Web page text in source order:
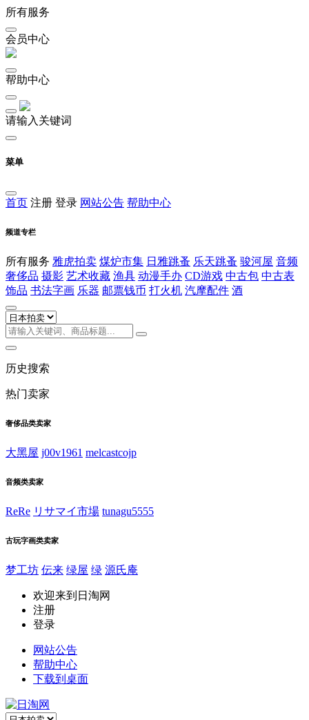
所有服务
会员中心
帮助中心
请输入关键词
菜单
首页 注册 登录 网站公告 帮助中心
频道专栏
所有服务 雅虎拍卖 煤炉市集 日雅跳蚤 乐天跳蚤 骏河屋 音频
奢侈品 摄影 艺术收藏 渔具 动漫手办 CD游戏 中古包 中古表
饰品 书法字画 乐器 邮票钱币 打火机 汽摩配件 酒
历史搜索
热门卖家
奢侈品类卖家
大黑屋 j00v1961 melcastcojp
音频类卖家
ReRe リサマイ市場 tunagu5555
古玩字画类卖家
梦工坊 伝来 绿屋 绿 源氏庵
欢迎来到日淘网
注册
登录
网站公告
帮助中心
下载到桌面